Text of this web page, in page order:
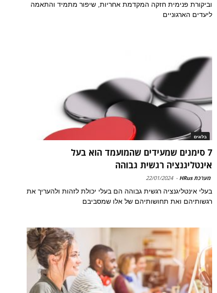
וביקורת פנימית חזקה המקדמת אחריות, שיפור מתמיד והתאמה
ליעדים הארגוניים
בלוגים
7 סימנים שמעידים שהמועמד הוא בעל
אינטליגנציה רגשית גבוהה
מערכת HRus -
22/01/2024
בעלי אינטליגנציה רגשית גבוהה הם בעלי יכולת לזהות ולהעריך את
רגשותיהם ואת תחושותיהם של אלו שמסביבם